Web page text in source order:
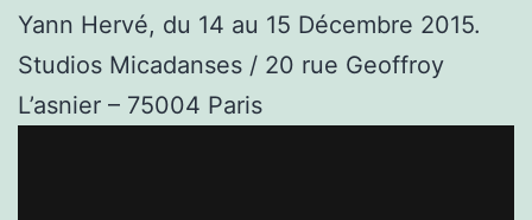
Yann Hervé, du 14 au 15 Décembre 2015.
Studios Micadanses / 20 rue Geoffroy
L’asnier – 75004 Paris